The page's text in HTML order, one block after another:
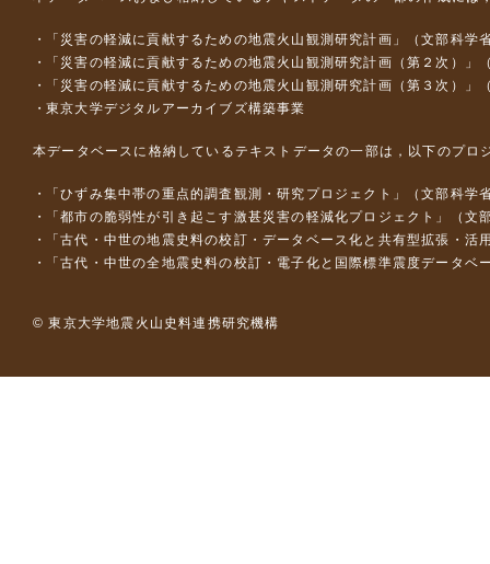
「災害の軽減に貢献するための地震火山観測研究計画」（文部科学
「災害の軽減に貢献するための地震火山観測研究計画（第２次）」
「災害の軽減に貢献するための地震火山観測研究計画（第３次）」
東京大学デジタルアーカイブズ構築事業
本データベースに格納しているテキストデータの一部は，以下のプロ
「ひずみ集中帯の重点的調査観測・研究プロジェクト」（文部科
「都市の脆弱性が引き起こす激甚災害の軽減化プロジェクト」（
「古代・中世の地震史料の校訂・データベース化と共有型拡張・
「古代・中世の全地震史料の校訂・電子化と国際標準震度データ
© 東京大学地震火山史料連携研究機構